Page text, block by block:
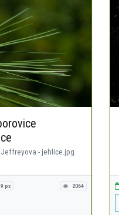
- jehlice.jpg
px 2064